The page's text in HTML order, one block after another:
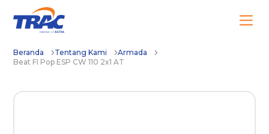
Beranda Tentang Kami
Armada
Beat FI Pop ESP CW 110 2x1 AT